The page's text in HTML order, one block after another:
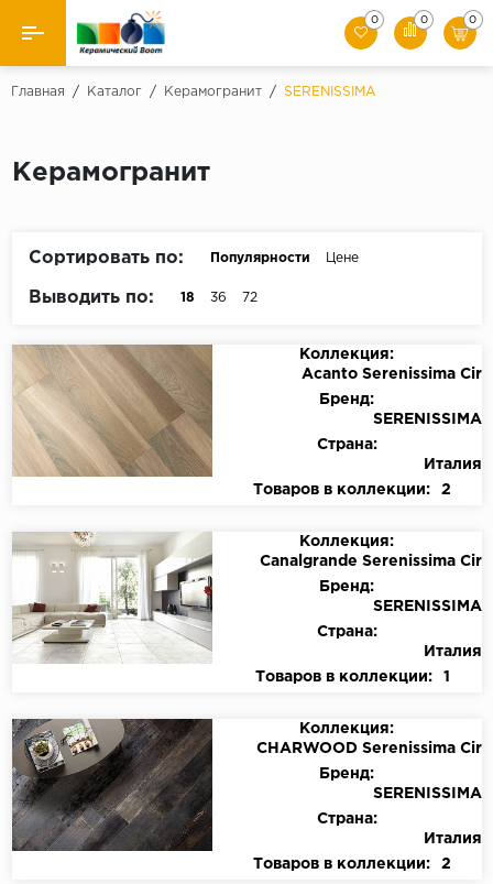
Назад
Керамическая плитка
Клинкер
0 0 0
Главная / Каталог / Керамогранит / SERENISSIMA
Керамогранит
Сортировать по: Популярности Цене
Выводить по: 18 36 72
Коллекция:
Acanto Serenissima Cir
Бренд:
SERENISSIMA
Страна:
Италия
Товаров в коллекции:
2
Коллекция:
Canalgrande Serenissima Cir
Бренд:
SERENISSIMA
Страна:
Италия
Товаров в коллекции:
1
Коллекция:
CHARWOOD Serenissima Cir
Бренд:
SERENISSIMA
Страна:
Италия
Товаров в коллекции:
2